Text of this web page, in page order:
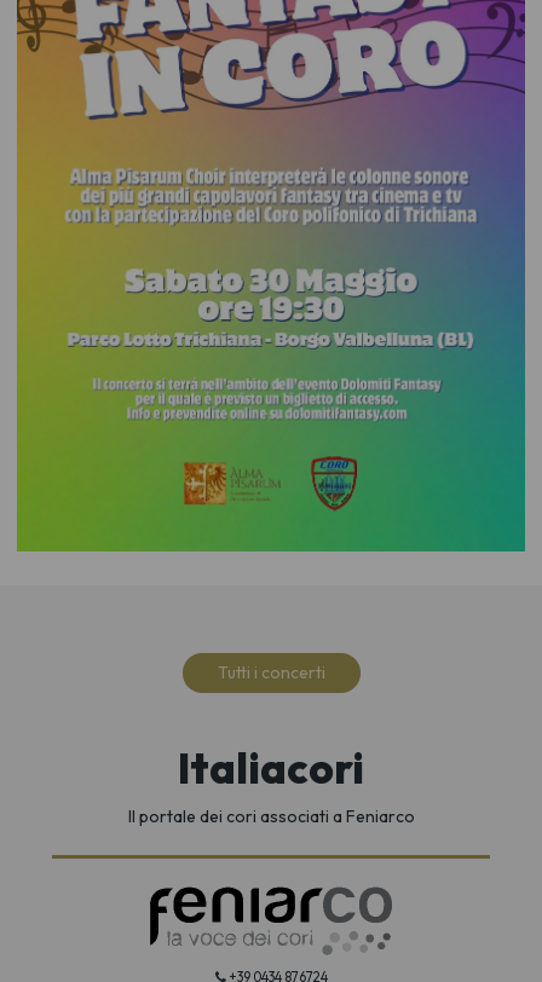
Tutti i concerti
Italiacori
Il portale dei cori associati a Feniarco
+39 0434 876724